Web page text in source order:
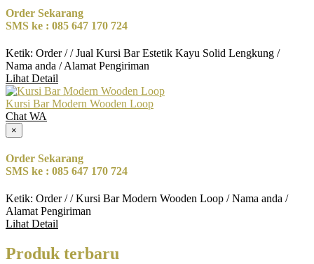
Order Sekarang
SMS ke : 085 647 170 724
Ketik: Order / / Jual Kursi Bar Estetik Kayu Solid Lengkung /
Nama anda / Alamat Pengiriman
Lihat Detail
Kursi Bar Modern Wooden Loop
Chat WA
×
Order Sekarang
SMS ke : 085 647 170 724
Ketik: Order / / Kursi Bar Modern Wooden Loop / Nama anda /
Alamat Pengiriman
Lihat Detail
Produk terbaru